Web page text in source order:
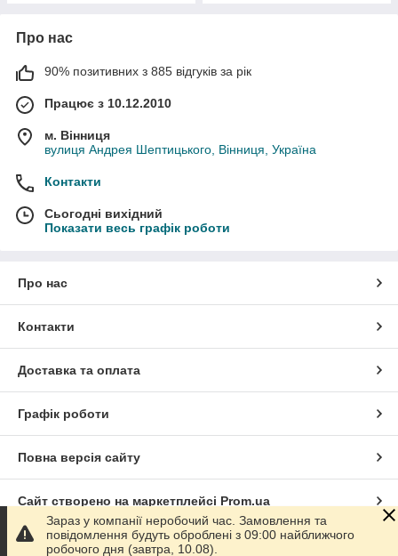
Про нас
90% позитивних з 885 відгуків за рік
Працює з 10.12.2010
м. Вінниця
вулиця Андрея Шептицького, Вінниця, Україна
Контакти
Сьогодні вихідний
Показати весь графік роботи
Про нас
Контакти
Доставка та оплата
Графік роботи
Повна версія сайту
Сайт створено на маркетплейсі Prom.ua
Політика конфіденційності
Зараз у компанії неробочий час. Замовлення та
повідомлення будуть оброблені з 09:00 найближчого
робочого дня (завтра, 10.08).